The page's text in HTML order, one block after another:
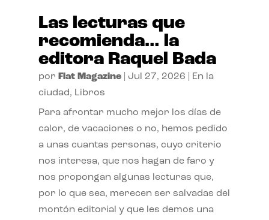
Las lecturas que
recomienda… la
editora Raquel Bada
por Flat Magazine| Jul 27, 2026
En la
ciudad, Libros
Para afrontar mucho mejor los días de
calor, de vacaciones o no, hemos pedido
a unas cuantas personas, cuyo criterio
nos interesa, que nos hagan de faro y
nos propongan algunas lecturas que,
por lo que sea, merecen ser salvadas del
montón editorial y que les demos una